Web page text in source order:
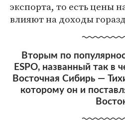
экспорта, то есть цены
влияют на доходы
Вторым по
ESPO, названный так в
Восточная Сибирь —
которому он и